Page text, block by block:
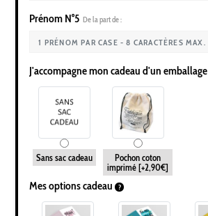
Prénom N°5 De la part de :
J'accompagne mon cadeau d'un emballage
Sans sac cadeau
Pochon coton
imprimé[+2,90€]
Mes options cadeau